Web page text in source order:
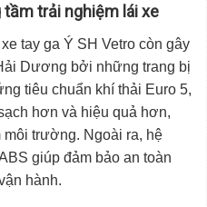
tầm trải nghiệm lái xe
xe tay ga Ý SH Vetro còn gây
Dương bởi những trang bị
tiêu chuẩn khí thải Euro 5,
hơn và hiệu quả hơn,
trường. Ngoài ra, hệ
giúp đảm bảo an toàn
hành.